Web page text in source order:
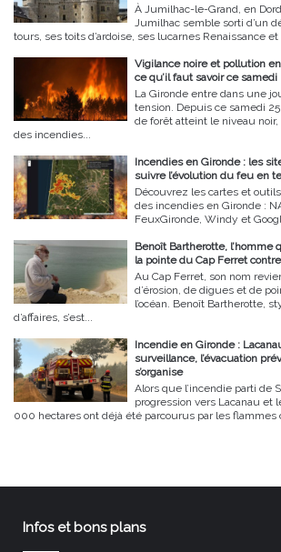
À Jumilhac-le-Grand, en
Jumilhac semble sorti d’un
tours, ses toits d’ardoise, ses lucarnes Renaissance et
Vigilance noire et pollution
ce qu’il faut savoir ce samedi
La Gironde entre dans une
tension. Depuis ce samedi
de forêt atteint le niveau
des incendies...
Incendies en Gironde : les
suivre l’évolution du feu en
Découvrez les cartes et
des incendies en Gironde :
FeuxGironde, Windy et
Benoît Bartherotte, l’homme
la pointe du Cap Ferret contre
Au Cap Ferret, son nom
d’érosion, de digues et de
l’océan. Benoît Bartherotte,
d’affaires, s’est...
Incendie en Gironde :
surveillance, l’évacuation
s’organise
Alors que l’incendie parti de
progression vers Lacanau et
000 hectares ont déjà été parcourus par les flammes
Infos et bons plans